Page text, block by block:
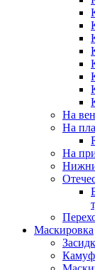
На
На
На
Маскировка